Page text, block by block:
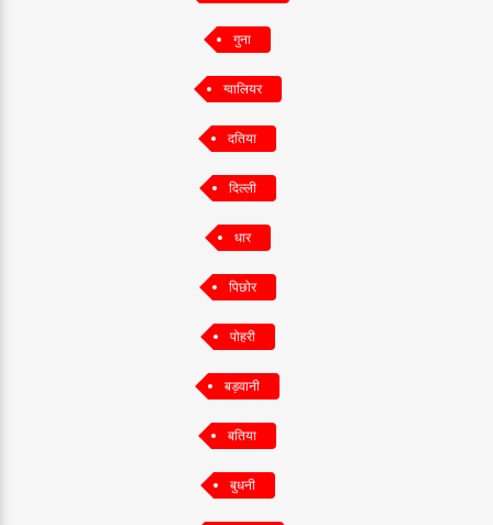
गुना
ग्वालियर
दतिया
दिल्ली
धार
पिछोर
पोहरी
बड़वानी
बतिया
बुधनी